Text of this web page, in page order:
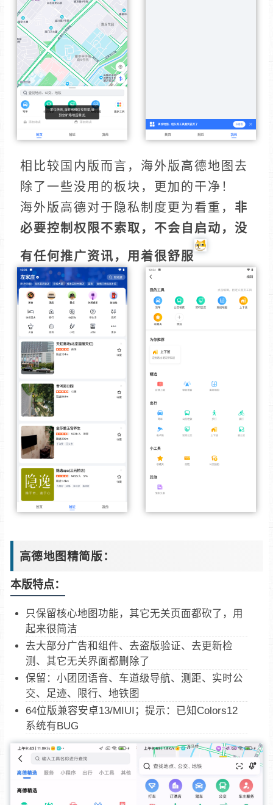
相比较国内版而言，海外版高德地图去
除了一些没用的板块，更加的干净！
海外版高德对于隐私制度更为看重， 非
必要控制权限不索取，不会自启动，没
有任何推广资讯，用着很舒服
高德地图精简版：
本版特点：
只保留核心地图功能，其它无关页面都砍了，用
起来很简洁
去大部分广告和组件、去盗版验证、去更新检
测、其它无关界面都删除了
保留：小团团语音、车道级导航、测距、实时公
交、足迹、限行、地铁图
64位版兼容安卓13/MIUI；提示：已知Colors12
系统有BUG